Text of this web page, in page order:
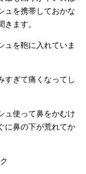
ュを携帯しておかな
ます。
ュを鞄に入れていま
すぎて痛くなってし
ュ使って鼻をかむけ
に鼻の下が荒れてか